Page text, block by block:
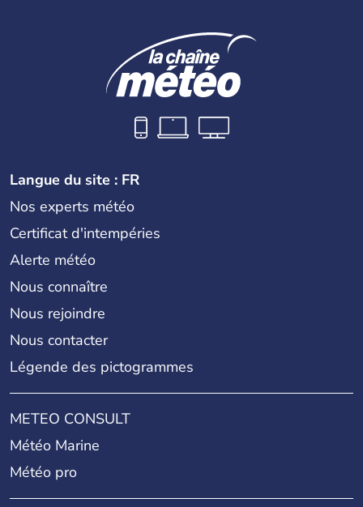
Langue du site : FR
Nos experts météo
Certificat d'intempéries
Alerte météo
Nous connaître
Nous rejoindre
Nous contacter
Légende des pictogrammes
METEO CONSULT
Météo Marine
Météo pro